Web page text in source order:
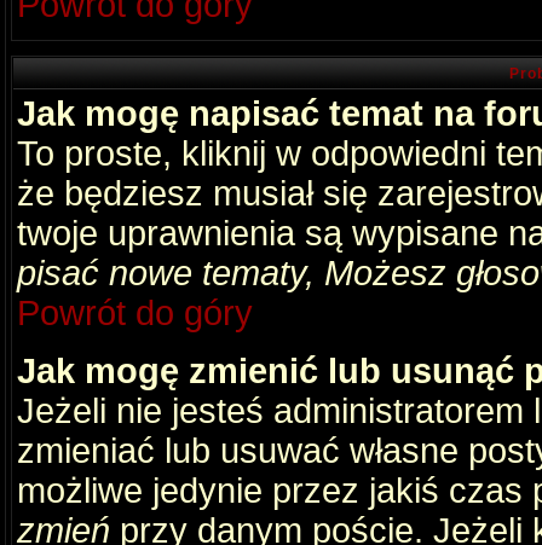
Jak mogę napisać temat na
To proste, kliknij w odpowiedni
że będziesz musiał się
twoje uprawnienia są wypisane
pisać nowe tematy, Możesz
Powrót do góry
Jak mogę zmienić lub usunąć
Jeżeli nie jesteś
zmieniać lub usuwać własne
możliwe jedynie przez jakiś
zmień przy danym poście. Jeżeli